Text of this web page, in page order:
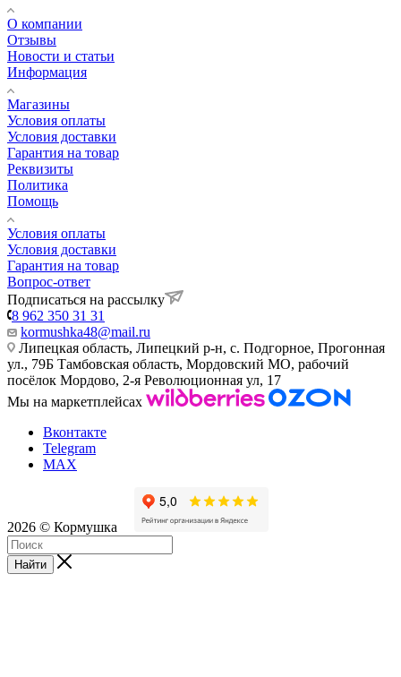
О компании
Отзывы
Новости и статьи
Информация
Магазины
Условия оплаты
Условия доставки
Гарантия на товар
Реквизиты
Политика
Помощь
Условия оплаты
Условия доставки
Гарантия на товар
Вопрос-ответ
Подписаться на рассылку
8 962 350 31 31
kormushka48@mail.ru
Липецкая область, Липецкий р-н, с. Подгорное, Прогонная
ул., 79Б Тамбовская область, Мордовский МО, рабочий
посёлок Мордово, 2-я Революционная ул, 17
Мы на маркетплейсах
Вконтакте
Telegram
MAX
2026 © Кормушка
Найти